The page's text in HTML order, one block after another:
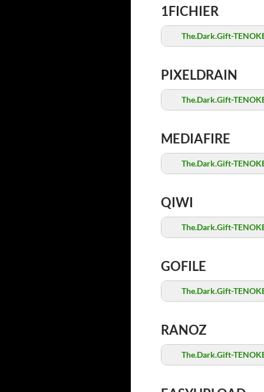
1FICHIER
The.Dark.Gift-
PIXELDRAIN
The.Dark.Gift-
MEDIAFIRE
The.Dark.Gift-
QIWI
The.Dark.Gift-
GOFILE
The.Dark.Gift-
RANOZ
The.Dark.Gift-